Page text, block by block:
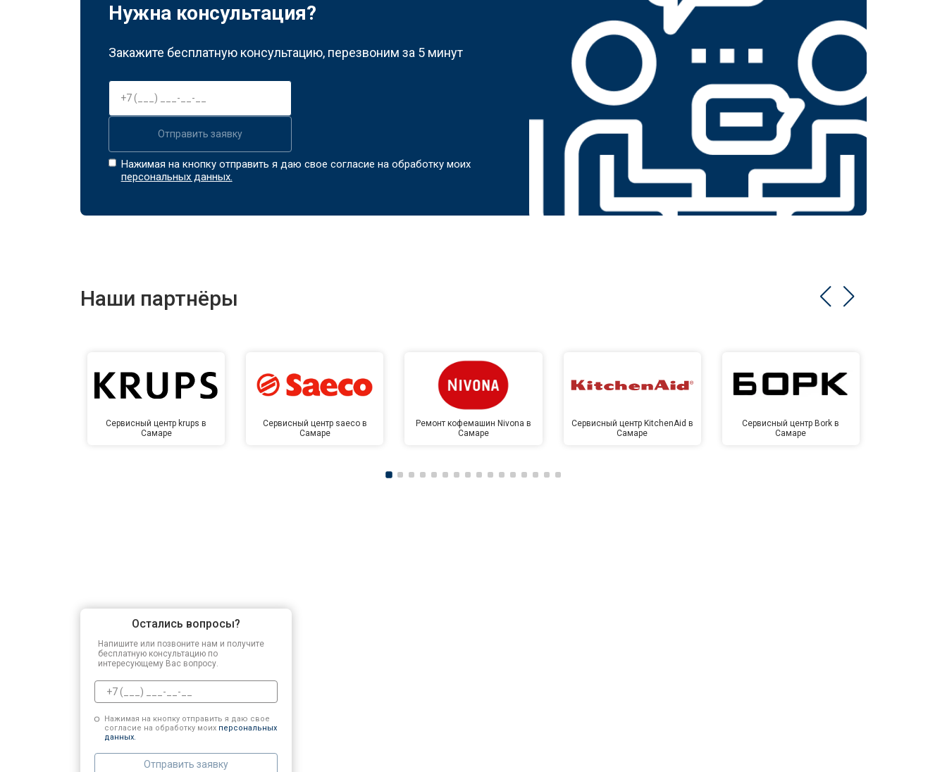
Нужна консультация?
Закажите бесплатную консультацию, перезвоним за 5 минут
Отправить заявку
Нажимая на кнопку отправить я даю свое согласие на обработку моих
персональных данных.
Наши партнёры
Сервисный центр krups в
Самаре
Сервисный центр saeco в
Самаре
Ремонт кофемашин Nivona в
Самаре
Сервисный центр KitchenAid в
Самаре
Сервисный центр Bork в
Самаре
Остались вопросы?
Напишите или позвоните нам и получите
бесплатную консультацию по
интересующему Вас вопросу.
Нажимая на кнопку отправить я даю свое
согласие на обработку моих персональных
данных.
Отправить заявку